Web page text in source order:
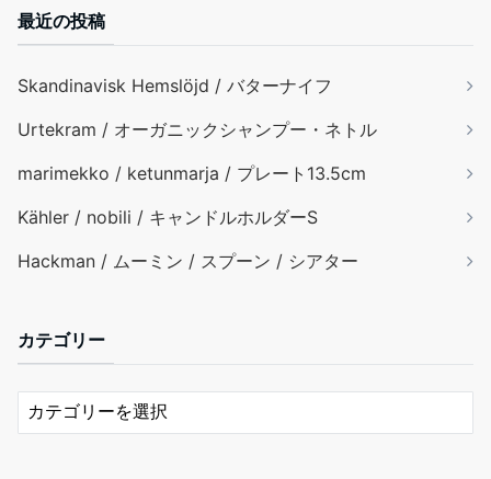
最近の投稿
Skandinavisk Hemslöjd / バターナイフ
Urtekram / オーガニックシャンプー・ネトル
marimekko / ketunmarja / プレート13.5cm
Kähler / nobili / キャンドルホルダーS
Hackman / ムーミン / スプーン / シアター
カテゴリー